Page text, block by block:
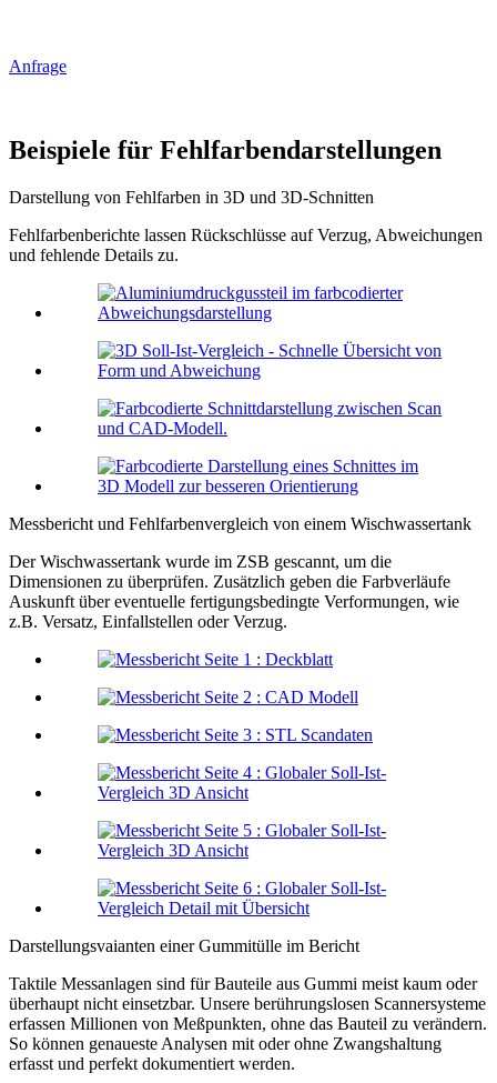
Anfrage
Beispiele für Fehlfarbendarstellungen
Darstellung von Fehlfarben in 3D und 3D-Schnitten
Fehlfarbenberichte lassen Rückschlüsse auf Verzug, Abweichungen
und fehlende Details zu.
Messbericht und Fehlfarbenvergleich von einem Wischwassertank
Der Wischwassertank wurde im ZSB gescannt, um die
Dimensionen zu überprüfen. Zusätzlich geben die Farbverläufe
Auskunft über eventuelle fertigungsbedingte Verformungen, wie
z.B. Versatz, Einfallstellen oder Verzug.
Darstellungsvaianten einer Gummitülle im Bericht
Taktile Messanlagen sind für Bauteile aus Gummi meist kaum oder
überhaupt nicht einsetzbar. Unsere berührungslosen Scannersysteme
erfassen Millionen von Meßpunkten, ohne das Bauteil zu verändern.
So können genaueste Analysen mit oder ohne Zwangshaltung
erfasst und perfekt dokumentiert werden.